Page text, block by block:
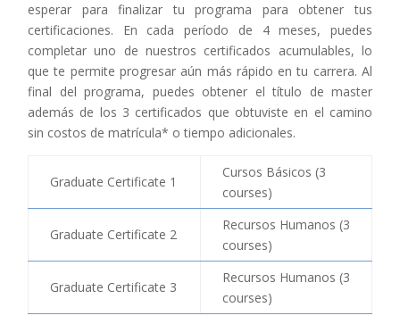
esperar para finalizar tu programa para obtener tus
certificaciones. En cada período de 4 meses, puedes
completar uno de nuestros certificados acumulables, lo
que te permite progresar aún más rápido en tu carrera. Al
final del programa, puedes obtener el título de master
además de los 3 certificados que obtuviste en el camino
sin costos de matrícula* o tiempo adicionales.
Graduate Certificate 1
Cursos Básicos (3
courses)
Graduate Certificate 2
Recursos Humanos (3
courses)
Graduate Certificate 3
Recursos Humanos (3
courses)